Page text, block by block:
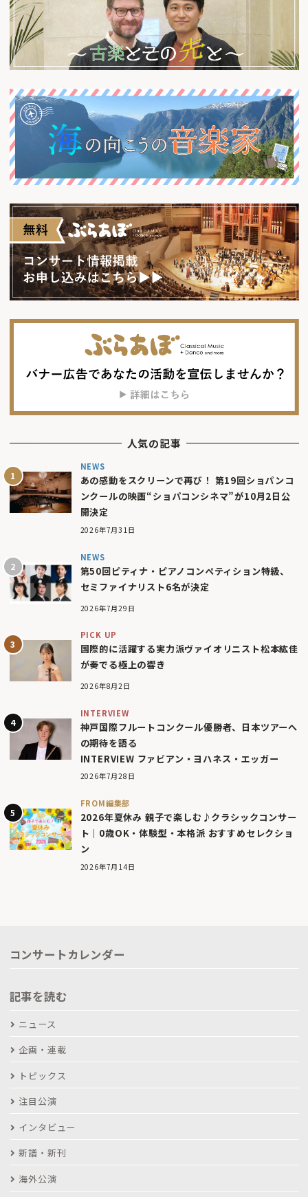
人気の記事
NEWS
あの感動をスクリーンで再び！ 第19回ショパンコ
ンクールの映画“ショパコンシネマ”が10月2日公
開決定
2026年7月31日
NEWS
第50回ピティナ・ピアノコンペティション特級、
セミファイナリスト6名が決定
2026年7月29日
PICK UP
国際的に活躍する実力派ヴァイオリニスト松本紘佳
が奏でる極上の響き
2026年8月2日
INTERVIEW
神戸国際フルートコンクール優勝者、日本ツアーへ
の期待を語る
INTERVIEW ファビアン・ヨハネス・エッガー
2026年7月28日
FROM編集部
2026年夏休み 親子で楽しむ♪クラシックコンサー
ト｜0歳OK・体験型・本格派 おすすめセレクショ
ン
2026年7月14日
コンサートカレンダー
記事を読む
ニュース
企画・連載
トピックス
注目公演
インタビュー
新譜・新刊
海外公演